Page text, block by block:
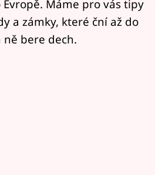
Máme pro vás tipy
a zámky, které ční až do
bere dech.